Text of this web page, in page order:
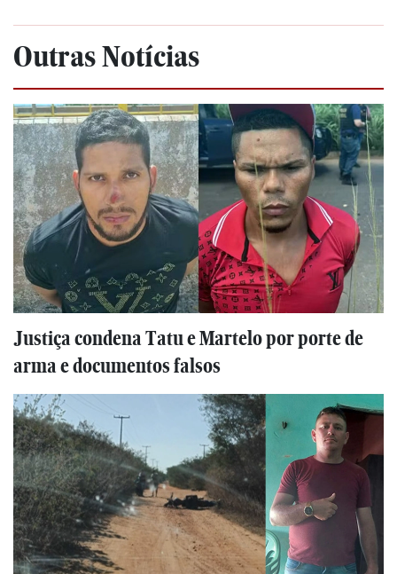
Outras Notícias
Justiça condena Tatu e Martelo por porte de
arma e documentos falsos